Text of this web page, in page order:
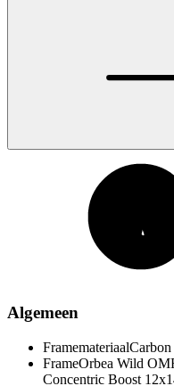
Algemeen
FramemateriaalCarbon
FrameOrbea Wild
Concentric Boost